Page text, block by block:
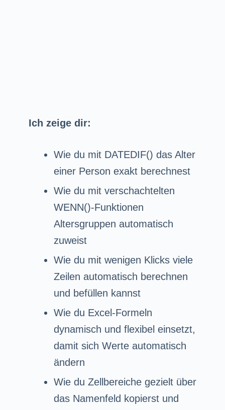
Ich zeige dir:
Wie du mit DATEDIF() das Alter
einer Person exakt berechnest
Wie du mit verschachtelten
WENN()-Funktionen
Altersgruppen automatisch
zuweist
Wie du mit wenigen Klicks viele
Zeilen automatisch berechnen
und befüllen kannst
Wie du Excel-Formeln
dynamisch und flexibel einsetzt,
damit sich Werte automatisch
ändern
Wie du Zellbereiche gezielt über
das Namenfeld kopierst und